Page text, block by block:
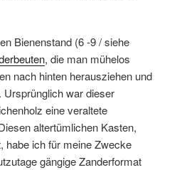
Bienenstand (6 -9 / siehe
, die man mühelos
nach hinten herausziehen und
Ursprünglich war dieser
eine veraltete
altertümlichen Kasten,
habe ich für meine Zwecke
gängige Zanderformat